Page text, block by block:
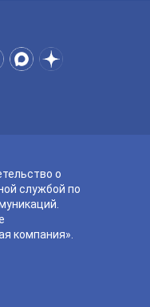
о
службой по
компания».